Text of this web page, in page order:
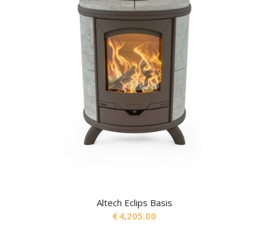
Altech Eclips Basis
€4,205.00